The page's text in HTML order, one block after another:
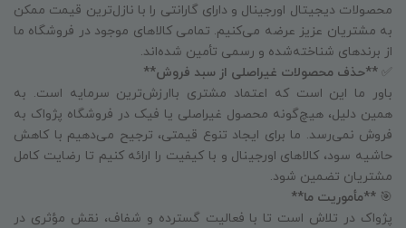
محصولات دیجیتال اورجینال و دارای گارانتی را با نازل‌ترین قیمت ممکن
به مشتریان عزیز عرضه می‌کنیم. تمامی کالاهای موجود در فروشگاه ما
از برندهای شناخته‌شده و رسمی تأمین شده‌اند.
✅ **حذف محصولات غیراصلی از سبد فروش**
باور ما این است که اعتماد مشتری باارزش‌ترین سرمایه است. به
همین دلیل، هیچ‌گونه محصول غیراصلی یا فیک در فروشگاه پژواک به
فروش نمی‌رسد. ما برای ایجاد تنوع قیمتی، ترجیح می‌دهیم با کاهش
حاشیه سود، کالاهای اورجینال و با کیفیت را ارائه کنیم تا رضایت کامل
مشتریان تضمین شود.
🎯 **مأموریت ما**
پژواک در تلاش است تا با فعالیت گسترده و شفاف، نقش مؤثری در